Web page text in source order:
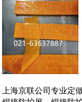
上海京联公司专业定